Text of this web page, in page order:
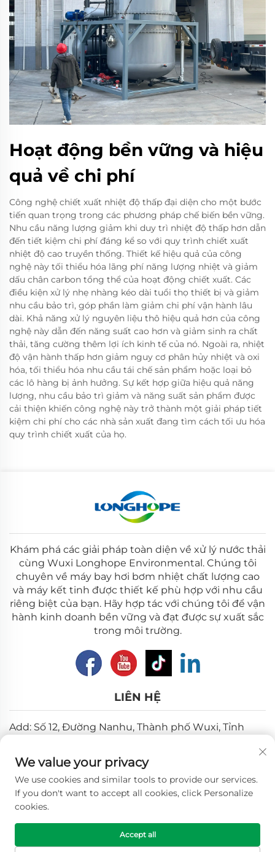
Hoạt động bền vững và hiệu
quả về chi phí
Công nghệ chiết xuất nhiệt độ thấp đại diện cho một bước
tiến quan trọng trong các phương pháp chế biến bền vững.
Nhu cầu năng lượng giảm khi duy trì nhiệt độ thấp hơn dẫn
đến tiết kiệm chi phí đáng kể so với quy trình chiết xuất
nhiệt độ cao truyền thống. Thiết kế hiệu quả của công
nghệ này tối thiểu hóa lãng phí năng lượng nhiệt và giảm
dấu chân carbon tổng thể của hoạt động chiết xuất. Các
điều kiện xử lý nhẹ nhàng kéo dài tuổi thọ thiết bị và giảm
nhu cầu bảo trì, góp phần làm giảm chi phí vận hành lâu
dài. Khả năng xử lý nguyên liệu thô hiệu quả hơn của công
nghệ này dẫn đến năng suất cao hơn và giảm sinh ra chất
thải, tăng cường thêm lợi ích kinh tế của nó. Ngoài ra, nhiệt
độ vận hành thấp hơn giảm nguy cơ phân hủy nhiệt và oxi
hóa, tối thiểu hóa nhu cầu tái chế sản phẩm hoặc loại bỏ
các lô hàng bị ảnh hưởng. Sự kết hợp giữa hiệu quả năng
lượng, nhu cầu bảo trì giảm và năng suất sản phẩm được
cải thiện khiến công nghệ này trở thành một giải pháp tiết
kiệm chi phí cho các nhà sản xuất đang tìm cách tối ưu hóa
quy trình chiết xuất của họ.
Khám phá các giải pháp toàn diện về xử lý nước thải
cùng Wuxi Longhope Environmental. Chúng tôi
chuyên về máy bay hơi bơm nhiệt chất lượng cao
và máy kết tinh được thiết kế phù hợp với nhu cầu
riêng biệt của bạn. Hãy hợp tác với chúng tôi để vận
hành kinh doanh bền vững và đạt được sự xuất sắc
trong môi trường.
LIÊN HỆ
Add: Số 12, Đường Nanhu, Thành phố Wuxi, Tỉnh
Email:[email protected]
Điện thoại:+86-18018310578
Bản quyền © 2025 Wuxi Longhope Environmental co.ltd.
Tất cả các quyền được bảo lưu. -
We value your privacy
We use cookies and similar tools to provide our services.
If you don't want to accept all cookies, click Personalize
cookies.
Accept all